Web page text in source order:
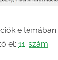
e
el: 11. szám.